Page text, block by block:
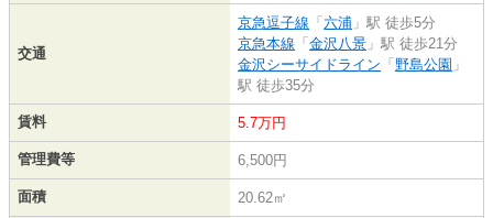
交通
京急逗子線 「 六浦 」駅 徒歩5分
京急本線 「 金沢八景 」駅 徒歩21分
金沢シーサイドライン 「 野島公園 」
駅 徒歩35分
賃料 5.7万円
管理費等 6,500円
面積 20.62㎡